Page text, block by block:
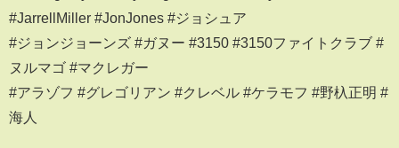
#JarrellMiller #JonJones #ジョシュア
#ジョンジョーンズ #ガヌー #3150 #3150ファイトクラブ #
ヌルマゴ #マクレガー
#アラゾフ #グレゴリアン #クレベル #ケラモフ #野杁正明 #
海人